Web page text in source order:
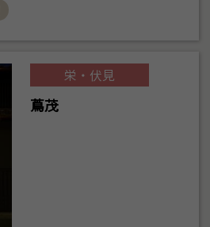
栄・伏見
蔦茂